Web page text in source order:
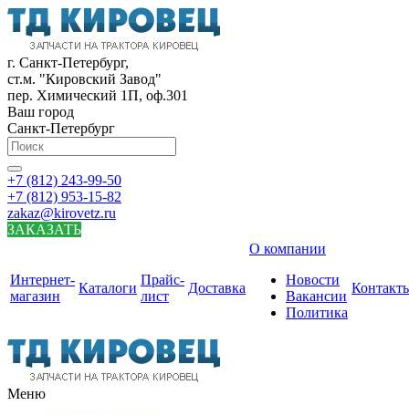
г. Санкт-Петербург,
ст.м. "Кировский Завод"
пер. Химический 1П, оф.301
Ваш город
Санкт-Петербург
+7 (812) 243-99-50
+7 (812) 953-15-82
zakaz@kirovetz.ru
ЗАКАЗАТЬ
Интернет-
магазин
Каталоги
Прайс-
лист
Доставка
О компании
Новости
Вакансии
Политика
Меню